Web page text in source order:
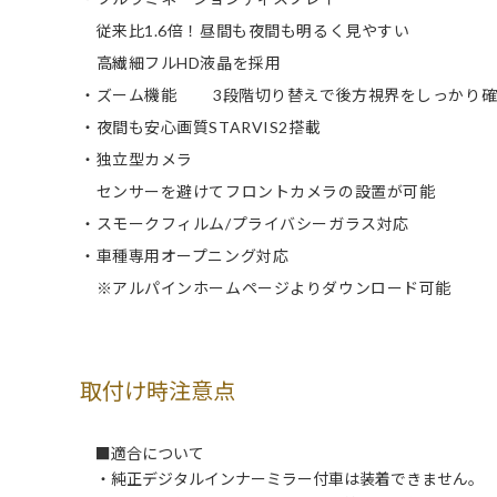
従来比1.6倍！昼間も夜間も明るく見やすい
高繊細フルHD液晶を採用
・ズーム機能 3段階切り替えで後方視界をしっかり
・夜間も安心画質STARVIS2搭載
・独立型カメラ
センサーを避けてフロントカメラの設置が可能
・スモークフィルム/プライバシーガラス対応
・車種専用オープニング対応
※アルパインホームページよりダウンロード可能
取付け時注意点
■適合について
・純正デジタルインナーミラー付車は装着できません。